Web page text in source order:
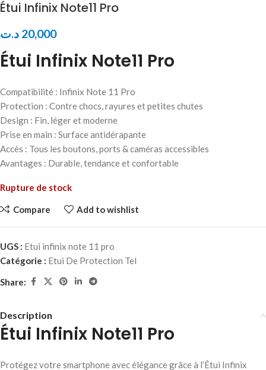
Étui Infinix Note11 Pro
20,000 د.ت
Étui Infinix Note11 Pro
Compatibilité : Infinix Note 11 Pro
Protection : Contre chocs, rayures et petites chutes
Design : Fin, léger et moderne
Prise en main : Surface antidérapante
Accès : Tous les boutons, ports & caméras accessibles
Avantages : Durable, tendance et confortable
Rupture de stock
Compare Add to wishlist
UGS : Etui infinix note 11 pro
Catégorie : Etui De Protection Tel
Share:
Description
Étui Infinix Note11 Pro
Protégez votre smartphone avec élégance grâce à l’Étui Infinix